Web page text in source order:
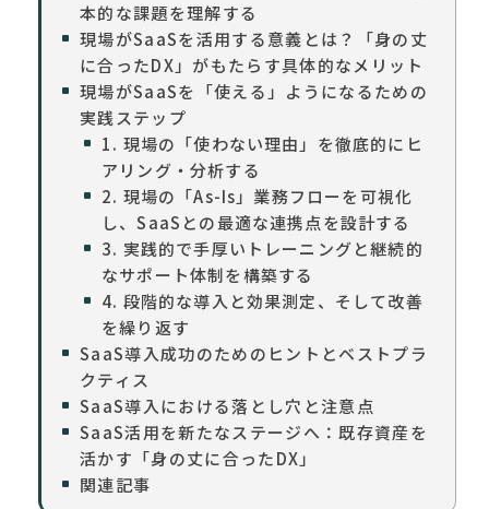
本的な課題を理解する
現場がSaaSを活用する意義とは？「身の丈
に合ったDX」がもたらす具体的なメリット
現場がSaaSを「使える」ようになるための
実践ステップ
1. 現場の「使わない理由」を徹底的にヒ
アリング・分析する
2. 現場の「As-Is」業務フローを可視化
し、SaaSとの最適な連携点を設計する
3. 実践的で手厚いトレーニングと継続的
なサポート体制を構築する
4. 段階的な導入と効果測定、そして改善
を繰り返す
SaaS導入成功のためのヒントとベストプラ
クティス
SaaS導入における落とし穴と注意点
SaaS活用を新たなステージへ：既存資産を
活かす「身の丈に合ったDX」
関連記事